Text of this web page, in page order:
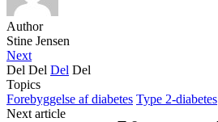
Author
Stine Jensen
Next
Del Del Del Del
Topics
Forebyggelse af diabetes Type 2-diabetes
Next article